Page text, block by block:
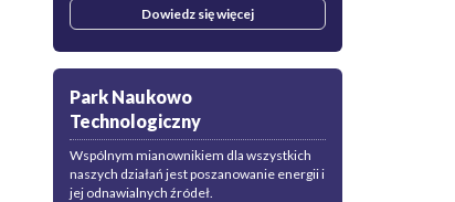
Dowiedz się więcej
Park Naukowo
Technologiczny
Wspólnym mianownikiem dla wszystkich
naszych działań jest poszanowanie energii i
jej odnawialnych źródeł.